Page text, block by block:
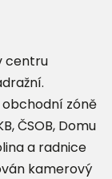
centru
zóně
ČSOB, Domu
a radnice
kamerový